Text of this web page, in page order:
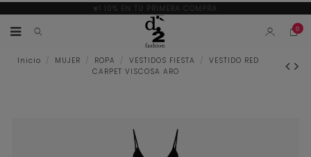
10% EN TU PRIMERA COMPRA
0
Inicio MUJER ROPA VESTIDOS FIESTA
VESTIDO RED
CARPET VISCOSA ARO